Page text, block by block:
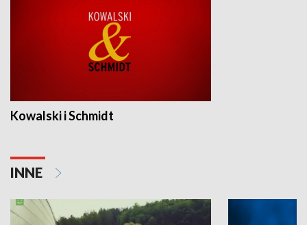
Kowalski i Schmidt
INNE